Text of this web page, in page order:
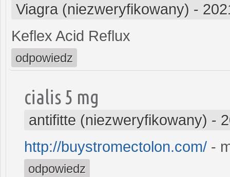
Viagra (niezweryfikowany) -
Keflex Acid Reflux
odpowiedz
cialis 5 mg
antifitte (niezweryfikowany) -
http://buystromectolon.com/ -
odpowiedz